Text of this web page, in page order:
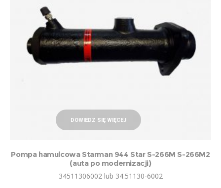
DOWIEDZ SIĘ WIĘCEJ
Pompa hamulcowa Starman 944 Star S-266M S-266M2
(auta po modernizacji)
34511306002 lub 34.51130-6002